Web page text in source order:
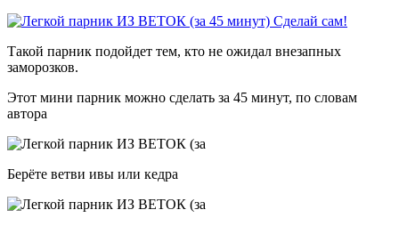
Такой парник подойдет тем, кто не ожидал внезапных
заморозков.
Этот мини парник можно сделать за 45 минут, по словам
автора
Берёте ветви ивы или кедра